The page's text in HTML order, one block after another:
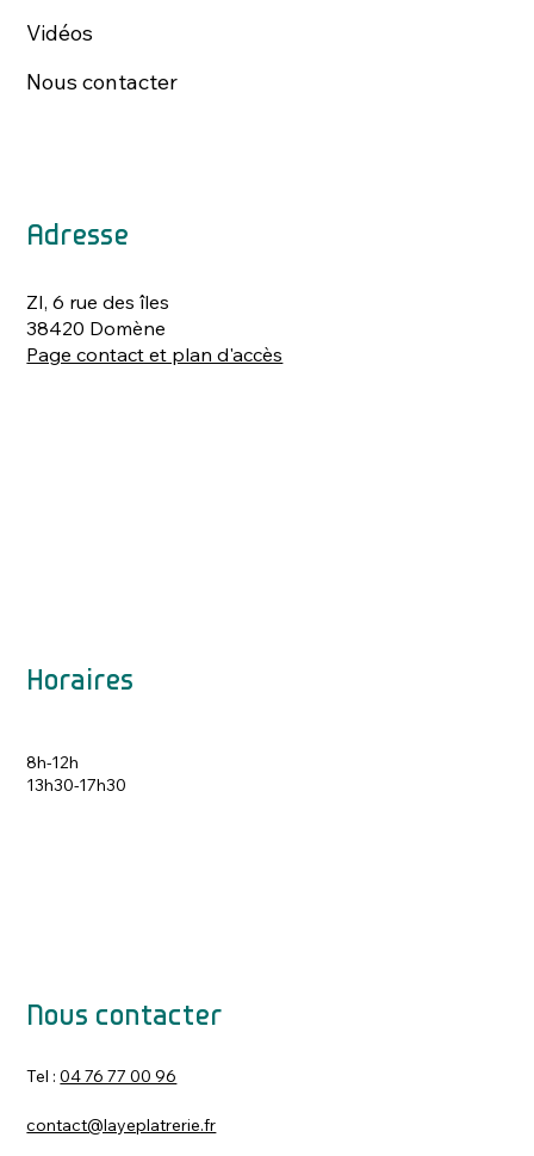
Vidéos
Nous contacter
Adresse
ZI, 6 rue des îles
38420 Domène
Page contact et plan d'accès
Horaires
8h-12h
13h30-17h30
Nous contacter
Tel :04 76 77 00 96
contact@layeplatrerie.fr